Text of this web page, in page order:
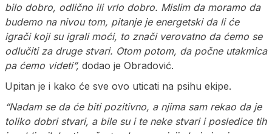
bilo dobro, odlično ili vrlo dobro. Mislim da moramo da
budemo na nivou tom, pitanje je energetski da li će
igrači koji su igrali moći, to znači verovatno da ćemo se
odlučiti za druge stvari. Otom potom, da počne utakmica
pa ćemo videti”, dodao je Obradović.
Upitan je i kako će sve ovo uticati na psihu ekipe.
“Nadam se da će biti pozitivno, a njima sam rekao da je
toliko dobri stvari, a bile su i te neke stvari i posledice tih